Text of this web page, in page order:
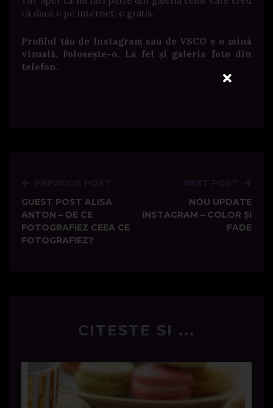
că dacă e pe internet, e gratis.
Profilul tău de Instagram sau de VSCO e o mină
vizuală. Folosește-o. La fel și galeria foto din
telefon.
Post
navigation
PREVIOUS POST
GUEST POST ALISA
ANTON – DE CE
FOTOGRAFIEZ CEEA CE
FOTOGRAFIEZ?
NEXT POST
NOU UPDATE
INSTAGRAM – COLOR ȘI
FADE
CITESTE SI ...